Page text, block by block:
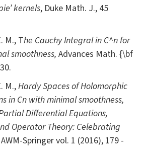
kernels, Duke Math. J., 45
M., The Cauchy Integral in C^n for
smoothness, Advances Math. {\bf
M.,Hardy Spaces of Holomorphic
in Cn with minimal smoothness,
Differential Equations,
Operator Theory: Celebrating
Springer vol. 1 (2016), 179 -